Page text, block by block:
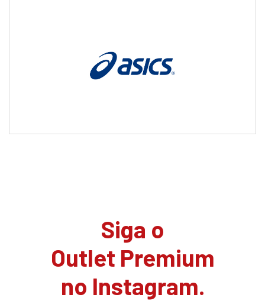
Siga o
Outlet Premium
no Instagram.